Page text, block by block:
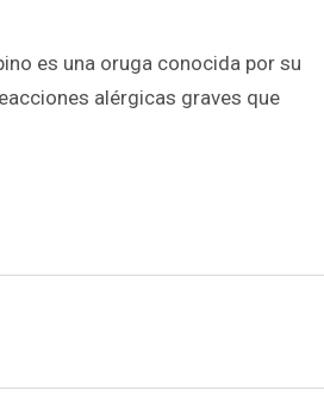
es una oruga conocida por su
alérgicas graves que